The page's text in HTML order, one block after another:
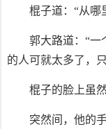
棍子道：“从哪
郭大路道：“一
的人可就太多了，
棍子的脸上虽
突然间，他的